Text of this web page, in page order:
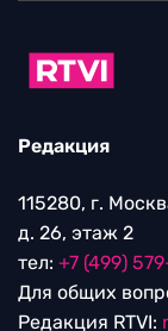
Редакция
115280, г.
д. 26, этаж 2
тел: +7 (499)
Для общих
Редакция RTVI: